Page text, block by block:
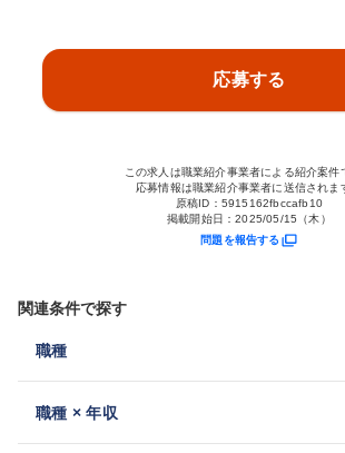
応募する
この求人は職業紹介事業者による紹介案件
応募情報は職業紹介事業者に送信されま
原稿ID： 5915162fbccafb10
掲載開始日：2025/05/15（木）
問題を報告する
関連条件で探す
職種
職種 × 年収